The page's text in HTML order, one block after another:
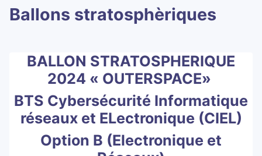
Ballons stratosphèriques
BALLON STRATOSPHERIQUE
2024 « OUTERSPACE»
BTS Cybersécurité Informatique
réseaux et ELectronique (CIEL)
Option B (Electronique et